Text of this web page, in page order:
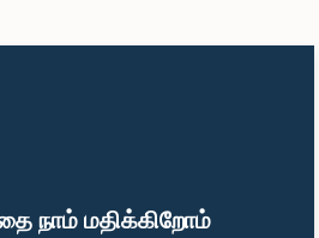
நாம் மதிக்கிறோம்